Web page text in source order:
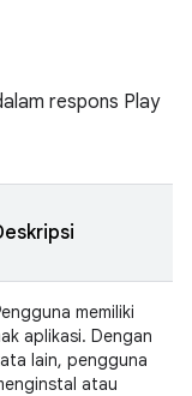
respons Play
memiliki
aplikasi. Dengan
lain, pengguna
atau